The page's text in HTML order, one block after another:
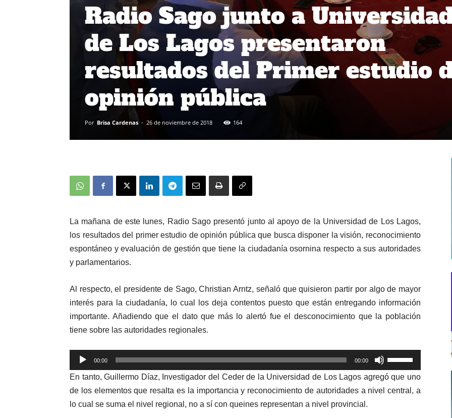
Radio Sago junto a
de Los Lagos presentaron
resultados del Primer estudio
opinión pública
Por Brisa Cardenas - 26 de noviembre de 2018 164
La mañana de este lunes, Radio Sago presentó junto al apoyo de la Universidad de Los Lagos,
los resultados del primer estudio de opinión pública que busca disponer la visión, reconocimiento
espontáneo y evaluación de gestión que tiene la ciudadanía osornina respecto a sus autoridades
y parlamentarios.
Al respecto, el presidente de Sago, Christian Arntz, señaló que quisieron partir por algo de mayor
interés para la ciudadanía, lo cual los deja contentos puesto que están entregando información
importante. Añadiendo que el dato que más lo alertó fue el desconocimiento que la población
tiene sobre las autoridades regionales.
Reproductor
de
audio
00:00 00:00
las
teclas
de
En tanto, Guillermo Díaz, Investigador del Ceder de la Universidad de Los Lagos agregó que uno
de los elementos que resalta es la importancia y reconocimiento de autoridades a nivel central, a
lo cual se suma el nivel regional, no a sí con queines representan a nivel provincial.